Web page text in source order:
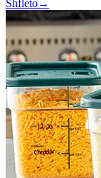
Shfleto→